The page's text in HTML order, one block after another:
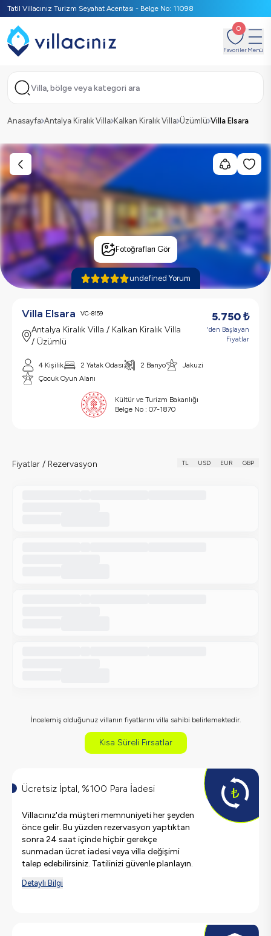
Tatil Villacınız Turizm Seyahat Acentası - Belge No: 11098
0
FavorilerMenü
Villa, bölge veya kategori ara
Anasayfa Antalya Kiralık Villa Kalkan Kiralık Villa Üzümlü Villa Elsara
Fotoğrafları Gör
undefined Yorum
Villa Elsara VC-8159
Antalya Kiralık Villa / Kalkan Kiralık Villa
/ Üzümlü
5.750₺
'den Başlayan
Fiyatlar
4 Kişilik 2 Yatak Odası 2 Banyo
Jakuzi
Çocuk Oyun Alanı
Kültür ve Turizm Bakanlığı
Belge No : 07-1870
Fiyatlar / Rezervasyon TL USD EUR GBP
İncelemiş olduğunuz villanın fiyatlarını villa sahibi belirlemektedir.
Kısa Süreli Fırsatlar
Ücretsiz İptal, %100 Para İadesi
Villacınız'da müşteri memnuniyeti her şeyden
önce gelir. Bu yüzden rezervasyon yaptıktan
sonra 24 saat içinde hiçbir gerekçe
sunmadan ücret iadesi veya villa değişimi
talep edebilirsiniz. Tatilinizi güvenle planlayın.
Detaylı Bilgi